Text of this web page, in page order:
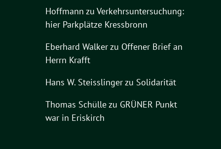
Hoffmann zu Verkehrsuntersuchung:
hier Parkplätze Kressbronn
Eberhard Walkerzu Offener Brief an
Herrn Krafft
Hans W. Steisslingerzu Solidarität
Thomas Schüllezu GRÜNER Punkt
war in Eriskirch